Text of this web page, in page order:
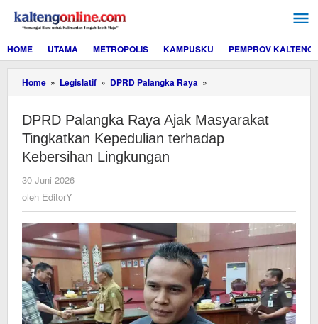
konten
HOME
UTAMA METROPOLIS KAMPUSKU PEMPROV KALTENG
Home » Legislatif » DPRD Palangka Raya »
Palangka
Ajak
Masyarakat
Tingkatkan
DPRD Palangka Raya Ajak Masyarakat
Tingkatkan Kepedulian terhadap
Kebersihan Lingkungan
30 Juni 2026
oleh EditorY